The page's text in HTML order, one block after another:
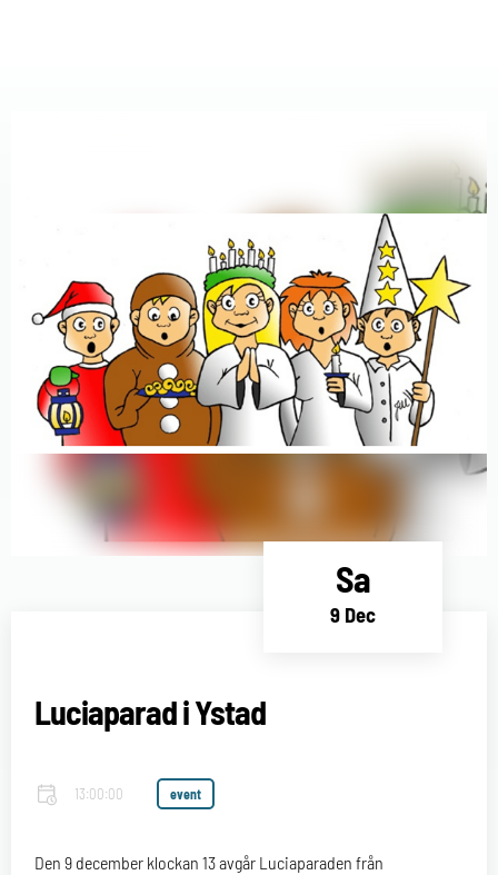
Sa
9 Dec
Luciaparad i Ystad
13:00:00 event
Den 9 december klockan 13 avgår Luciaparaden från